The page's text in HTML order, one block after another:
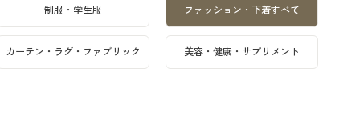
制服・学生服 ファッション・下着すべて
カーテン・ラグ・ファブリック 美容・健康・サプリメント